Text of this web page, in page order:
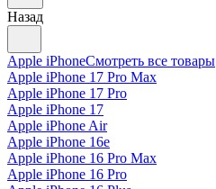
Назад
Apple iPhoneСмотреть все товары
Apple iPhone 17 Pro Max
Apple iPhone 17 Pro
Apple iPhone 17
Apple iPhone Air
Apple iPhone 16e
Apple iPhone 16 Pro Max
Apple iPhone 16 Pro